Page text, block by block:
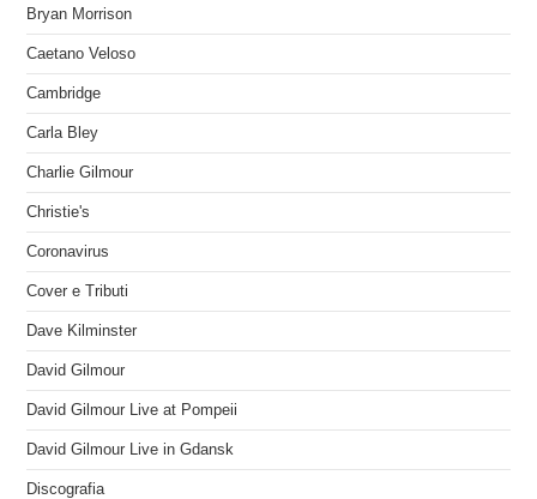
Bryan Morrison
Caetano Veloso
Cambridge
Carla Bley
Charlie Gilmour
Christie's
Coronavirus
Cover e Tributi
Dave Kilminster
David Gilmour
David Gilmour Live at Pompeii
David Gilmour Live in Gdansk
Discografia